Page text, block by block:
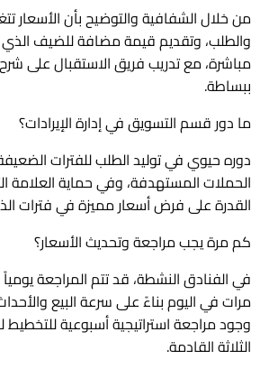
من خلال الشفافية والتوضيح بأن الأسعار
والطلب، وتقديم قيمة مضافة للضيف
مباشرة، مع تدريب فريق الاستقبال على
ببساطة.
ما دور قسم التسويق في إدارة الإيرادات؟
دوره حيوي في توليد الطلب للفترات
الحملات المستهدفة، وفي حماية العلامة
القدرة على فرض أسعار مميزة في فترات
كم مرة يجب مراجعة وتحديث الأسعار؟
في الفنادق النشطة، قد تتم المراجعة
مرات في اليوم بناءً على سرعة البيع
وجود مراجعة استراتيجية أسبوعية للتخطيط
الثلاثة القادمة.